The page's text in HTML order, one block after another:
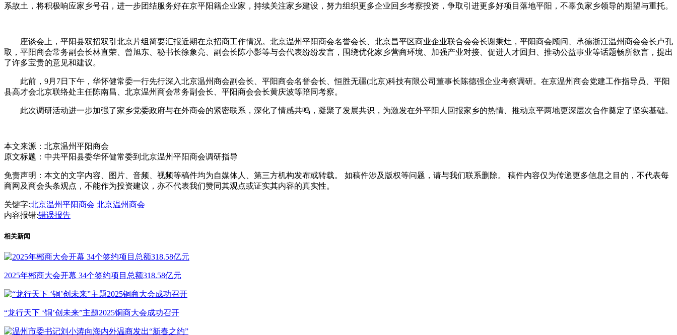
系故土，将积极响应家乡号召，进一步团结服务好在京平阳籍企业家，持续关注家乡建设，努力组织更多企业回乡考察投资，争取引进更多好项目落地平阳，不辜负家乡领导的期望与重托。
座谈会上，平阳县双招双引北京片组简要汇报近期在京招商工作情况。北京温州平阳商会名誉会长、北京昌平区商业企业联合会会长谢秉灶，平阳商会顾问、承德浙江温州商会会长卢孔
取，平阳商会常务副会长林直荣、曾旭东、秘书长徐象亮、副会长陈小影等与会代表纷纷发言，围绕优化家乡营商环境、加强产业对接、促进人才回归、推动公益事业等话题畅所欲言，提出
了许多宝贵的意见和建议。
此前，9月7日下午，华怀健常委一行先行深入北京温州商会副会长、平阳商会名誉会长、恒胜无疆(北京)科技有限公司董事长陈德强企业考察调研。在京温州商会党建工作指导员、平阳
县高才会北京联络处主任陈南昌、北京温州商会常务副会长、平阳商会会长黄庆波等陪同考察。
此次调研活动进一步加强了家乡党委政府与在外商会的紧密联系，深化了情感共鸣，凝聚了发展共识，为激发在外平阳人回报家乡的热情、推动京平两地更深层次合作奠定了坚实基础。
本文来源：北京温州平阳商会
原文标题： 中共平阳县委华怀健常委到北京温州平阳商会调研指导
免责声明：本文的文字内容、图片、音频、视频等稿件均为自媒体人、第三方机构发布或转载。 如稿件涉及版权等问题，请与我们联系删除。 稿件内容仅为传递更多信息之目的，不代表每
商网及商会头条观点，不能作为投资建议，亦不代表我们赞同其观点或证实其内容的真实性。
关键字:北京温州平阳商会 北京温州商会
内容报错:错误报告
相关新闻
2025年郴商大会开幕 34个签约项目总额318.58亿元
“龙行天下 ‘铜’创未来”主题2025铜商大会成功召开